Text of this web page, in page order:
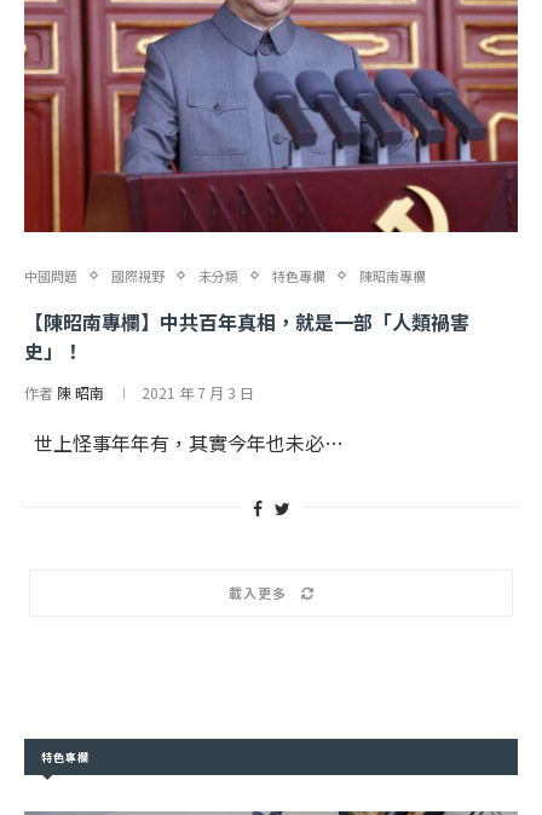
中國問題 國際視野 未分類 特色專欄 陳昭南專欄
【陳昭南專欄】中共百年真相，就是一部「人類禍害
史」！
作者 陳 昭南 2021 年 7 月 3 日
世上怪事年年有，其實今年也未必…
載入更多
特色專欄